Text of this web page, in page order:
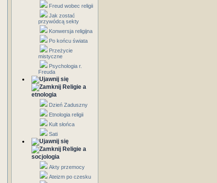
Freud wobec religii
Jak zostać
przywódcą sekty
Konwersja religijna
Po końcu świata
Przeżycie
mistyczne
Psychologia r.
Freuda
Religie a
etnologia
Dzień Zaduszny
Etnologia religii
Kult słońca
Sati
Religie a
socjologia
Akty przemocy
Ateizm po czesku